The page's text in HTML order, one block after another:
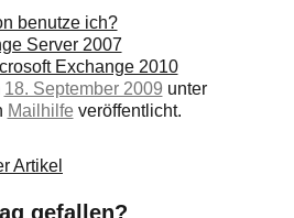
benutze ich?
Server 2007
Exchange 2010
18. September 2009 unter
Mailhilfe veröffentlicht.
Artikel
gefallen?